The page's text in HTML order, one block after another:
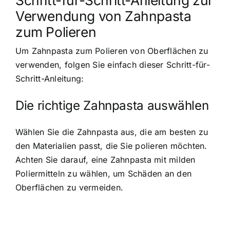
Verwendung von Zahnpasta
zum Polieren
Um Zahnpasta zum Polieren von Oberflächen zu
verwenden, folgen Sie einfach dieser Schritt-für-
Schritt-Anleitung:
Die richtige Zahnpasta auswählen
Wählen Sie die Zahnpasta aus, die am besten zu
den Materialien passt, die Sie polieren möchten.
Achten Sie darauf, eine Zahnpasta mit milden
Poliermitteln zu wählen, um Schäden an den
Oberflächen zu vermeiden.